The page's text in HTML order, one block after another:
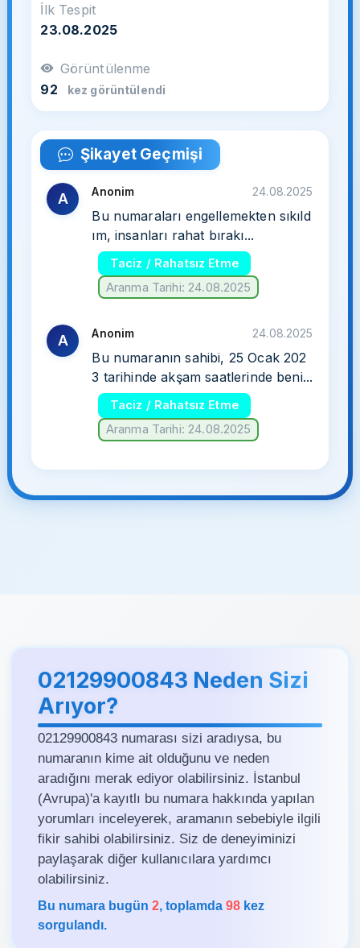
İlk Tespit
23.08.2025
Görüntülenme
92
kez görüntülendi
Şikayet Geçmişi
A Anonim 24.08.2025
Bu numaraları engellemekten sıkıld
ım, insanları rahat bırakı...
Taciz / Rahatsız Etme
Aranma Tarihi: 24.08.2025
A Anonim 24.08.2025
Bu numaranın sahibi, 25 Ocak 202
3 tarihinde akşam saatlerinde beni...
Taciz / Rahatsız Etme
Aranma Tarihi: 24.08.2025
02129900843 Neden Sizi
Arıyor?
02129900843 numarası sizi aradıysa, bu
numaranın kime ait olduğunu ve neden
aradığını merak ediyor olabilirsiniz. İstanbul
(Avrupa)'a kayıtlı bu numara hakkında yapılan
yorumları inceleyerek, aramanın sebebiyle ilgili
fikir sahibi olabilirsiniz. Siz de deneyiminizi
paylaşarak diğer kullanıcılara yardımcı
olabilirsiniz.
Bu numara bugün 2, toplamda 98 kez
sorgulandı.